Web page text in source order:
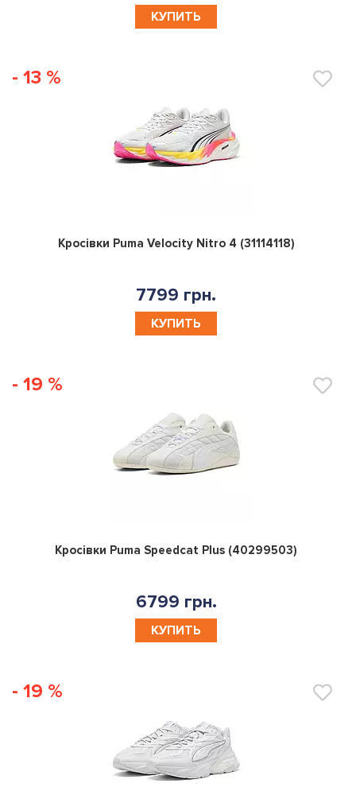
КУПИТЬ
- 13 %
0
Кросівки Puma Velocity Nitro 4 (31114118)
7799 грн.
КУПИТЬ
- 19 %
0
Кросівки Puma Speedcat Plus (40299503)
6799 грн.
КУПИТЬ
- 19 %